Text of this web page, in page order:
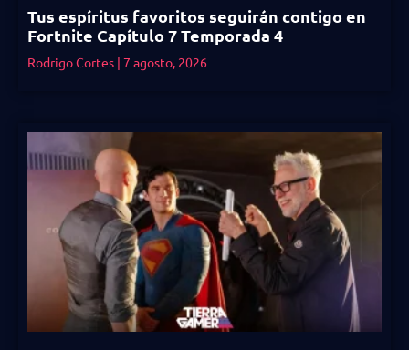
Tus espíritus favoritos seguirán contigo en
Fortnite Capítulo 7 Temporada 4
Rodrigo Cortes 7 agosto, 2026